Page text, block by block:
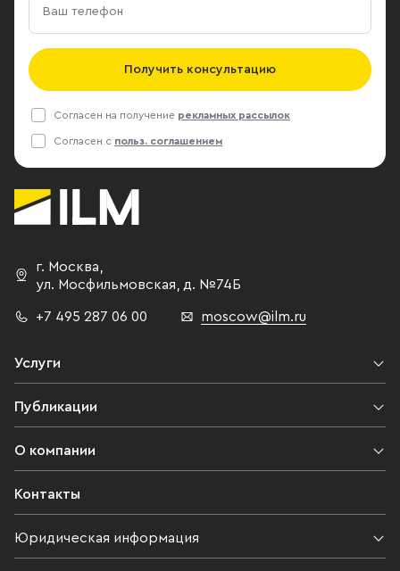
Получить консультацию
Согласен на получение рекламных рассылок
Согласен с польз. соглашением
г. Москва,
ул. Мосфильмовская, д. №74Б
+7 495 287 06 00 moscow@ilm.ru
Услуги
Публикации
О компании
Контакты
Юридическая информация